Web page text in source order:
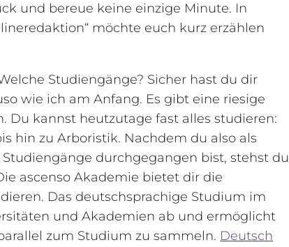
und bereue keine einzige Minute. In
möchte euch kurz erzählen
Studiengänge? Sicher hast du dir
wie ich am Anfang. Es gibt eine riesige
Du kannst heutzutage fast alles studieren:
hin zu Arboristik. Nachdem du also als
durchgegangen bist, stehst du
ascenso Akademie bietet dir die
Das deutschsprachige Studium im
und Akademien ab und ermöglicht
zum Studium zu sammeln. Deutsch